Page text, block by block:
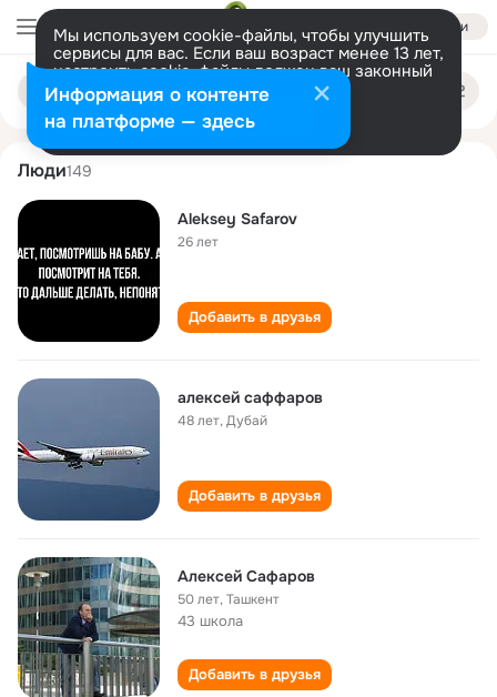
Войти
Мы используем cookie-файлы, чтобы улучшить
сервисы для вас. Если ваш возраст менее 13 лет,
настроить cookie-файлы должен ваш законный
представитель. Больше информации
Разрешить все Настроить
Поиск
людям
aleksey safarov
Люди149
Aleksey Safarov
26 лет
Добавить в друзья
алексей саффаров
48 лет,Дубай
Добавить в друзья
Алексей Сафаров
50 лет,Ташкент
43 школа
Добавить в друзья
Информация о контенте
на платформе — здесь